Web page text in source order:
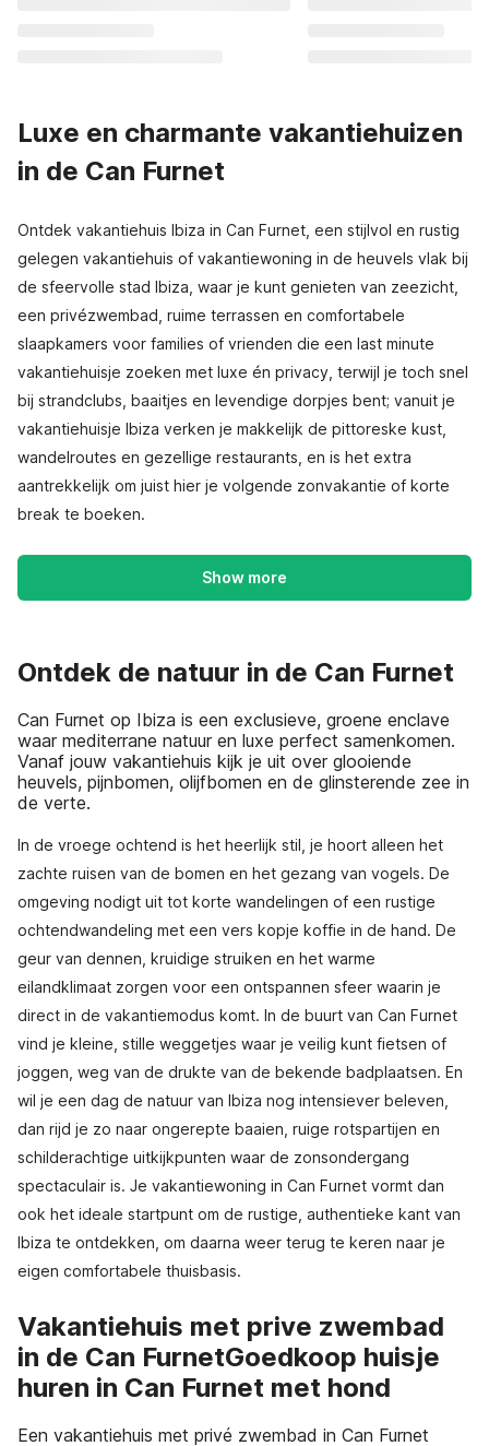
Luxe en charmante vakantiehuizen
in de Can Furnet
Ontdek vakantiehuis Ibiza in Can Furnet, een stijlvol en rustig
gelegen vakantiehuis of vakantiewoning in de heuvels vlak bij
de sfeervolle stad Ibiza, waar je kunt genieten van zeezicht,
een privézwembad, ruime terrassen en comfortabele
slaapkamers voor families of vrienden die een last minute
vakantiehuisje zoeken met luxe én privacy, terwijl je toch snel
bij strandclubs, baaitjes en levendige dorpjes bent; vanuit je
vakantiehuisje Ibiza verken je makkelijk de pittoreske kust,
wandelroutes en gezellige restaurants, en is het extra
aantrekkelijk om juist hier je volgende zonvakantie of korte
break te boeken.
Show more
Ontdek de natuur in de Can Furnet
Can Furnet op Ibiza is een exclusieve, groene enclave
waar mediterrane natuur en luxe perfect samenkomen.
Vanaf jouw vakantiehuis kijk je uit over glooiende
heuvels, pijnbomen, olijfbomen en de glinsterende zee in
de verte.
In de vroege ochtend is het heerlijk stil, je hoort alleen het
zachte ruisen van de bomen en het gezang van vogels. De
omgeving nodigt uit tot korte wandelingen of een rustige
ochtendwandeling met een vers kopje koffie in de hand. De
geur van dennen, kruidige struiken en het warme
eilandklimaat zorgen voor een ontspannen sfeer waarin je
direct in de vakantiemodus komt. In de buurt van Can Furnet
vind je kleine, stille weggetjes waar je veilig kunt fietsen of
joggen, weg van de drukte van de bekende badplaatsen. En
wil je een dag de natuur van Ibiza nog intensiever beleven,
dan rijd je zo naar ongerepte baaien, ruige rotspartijen en
schilderachtige uitkijkpunten waar de zonsondergang
spectaculair is. Je vakantiewoning in Can Furnet vormt dan
ook het ideale startpunt om de rustige, authentieke kant van
Ibiza te ontdekken, om daarna weer terug te keren naar je
eigen comfortabele thuisbasis.
Vakantiehuis met prive zwembad
in de Can FurnetGoedkoop huisje
huren in Can Furnet met hond
Een vakantiehuis met privé zwembad in Can Furnet